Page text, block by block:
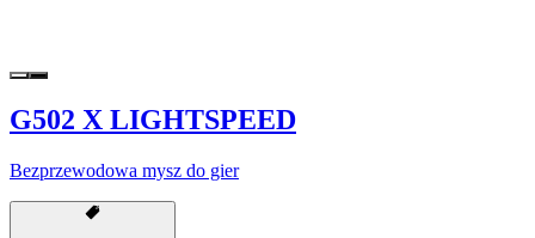
G502 X LIGHTSPEED
Bezprzewodowa mysz do gier